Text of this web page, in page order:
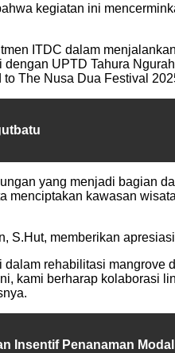
kegiatan ini
ITDC dalam
UPTD Tahura
The Nusa Dua Festival
yang menjadi bagian
menciptakan kawasan
S.Hut, memberikan
rehabilitasi
kami berharap kolaborasi
Insentif Penanaman